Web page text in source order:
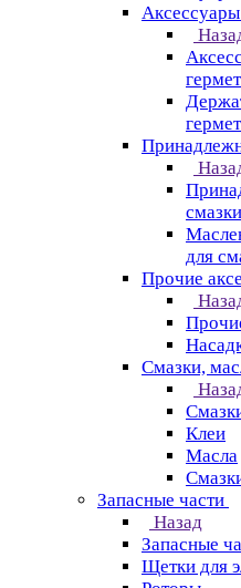
Аксессуары
смазки
для
Прочие
Смазки,
Клеи
Масла
Запасные части
Назад
Запасные
Щетки для